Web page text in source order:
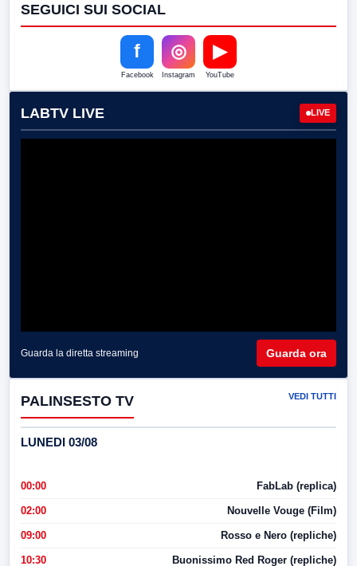
SEGUICI SUI SOCIAL
f
Facebook
◎
Instagram
▶
YouTube
LABTV LIVE LIVE
Guarda la diretta streaming Guarda ora
PALINSESTO TV VEDI TUTTI
LUNEDI 03/08
00:00 FabLab (replica)
02:00 Nouvelle Vouge (Film)
09:00 Rosso e Nero (repliche)
10:30 Buonissimo Red Roger (repliche)